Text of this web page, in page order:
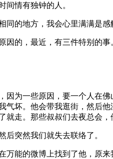
间情有独钟的人。
同的地方，我会心里满满是
因的，最近，有三件特别的事
因为一些原因，要一个人在
气坏。他会带我逛街，然后
就走。那些叔叔们去夜总会
后突然我们就失去联络了。
万能的微博上找到了他，原